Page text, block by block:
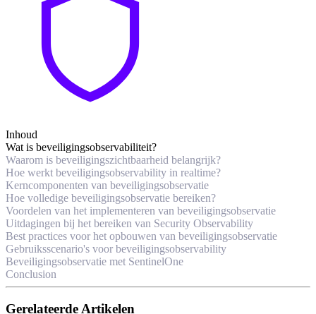
Inhoud
Wat is beveiligingsobservabiliteit?
Waarom is beveiligingszichtbaarheid belangrijk?
Hoe werkt beveiligingsobservability in realtime?
Kerncomponenten van beveiligingsobservatie
Hoe volledige beveiligingsobservatie bereiken?
Voordelen van het implementeren van beveiligingsobservatie
Uitdagingen bij het bereiken van Security Observability
Best practices voor het opbouwen van beveiligingsobservatie
Gebruiksscenario's voor beveiligingsobservability
Beveiligingsobservatie met SentinelOne
Conclusion
Gerelateerde Artikelen